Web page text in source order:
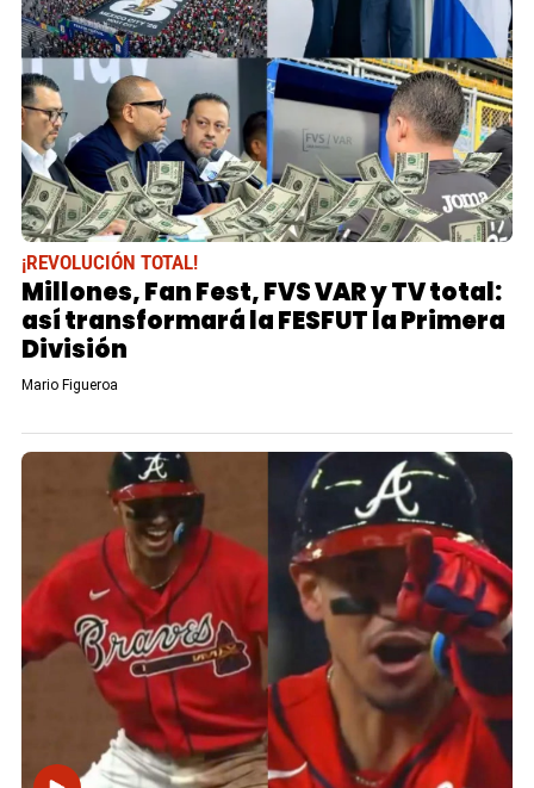
¡REVOLUCIÓN TOTAL!
Millones, Fan Fest, FVS VAR y TV total:
así transformará la FESFUT la Primera
División
Mario Figueroa